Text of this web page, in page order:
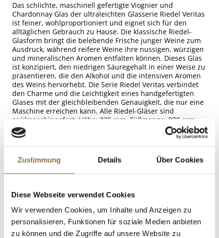
Zustimmung Details Über Cookies
Diese Webseite verwendet Cookies
Wir verwenden Cookies, um Inhalte und Anzeigen zu
personalisieren, Funktionen für soziale Medien anbieten
zu können und die Zugriffe auf unsere Website zu
Das schlichte, maschinell gefertigte Viognier und
Chardonnay Glas der ultraleichten Glasserie Riedel Veritas
ist feiner, wohlproportioniert und eignet sich für den
alltäglichen Gebrauch zu Hause. Die klassische Riedel-
Glasform bringt die belebende Frische junger Weine zum
Ausdruck, während reifere Weine ihre nussigen, würzigen
und mineralischen Aromen entfalten können. Dieses Glas
ist konzipiert, den niedrigen Säuregehalt in einer Weise zu
präsentieren, die den Alkohol und die intensiven Aromen
des Weins hervorhebt. Die Serie Riedel Veritas verbindet
den Charme und die Leichtigkeit eines handgefertigten
Glases mit der gleichbleibenden Genauigkeit, die nur eine
Maschine erreichen kann. Alle Riedel-Gläser sind
spülmaschinenfest. Höhe: 235 mm, Füllmenge: 370 ccm.
Teilen
Verantwortlicher Unternehmer: RIEDEL Austria / Tiroler
Österreich. info@riedel.com.